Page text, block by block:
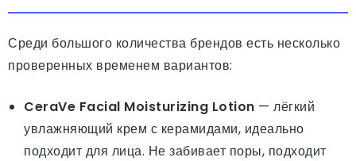
Среди большого количества брендов есть несколько
проверенных временем вариантов:
CeraVe Facial Moisturizing Lotion — лёгкий
увлажняющий крем с керамидами, идеально
подходит для лица. Не забивает поры, подходит